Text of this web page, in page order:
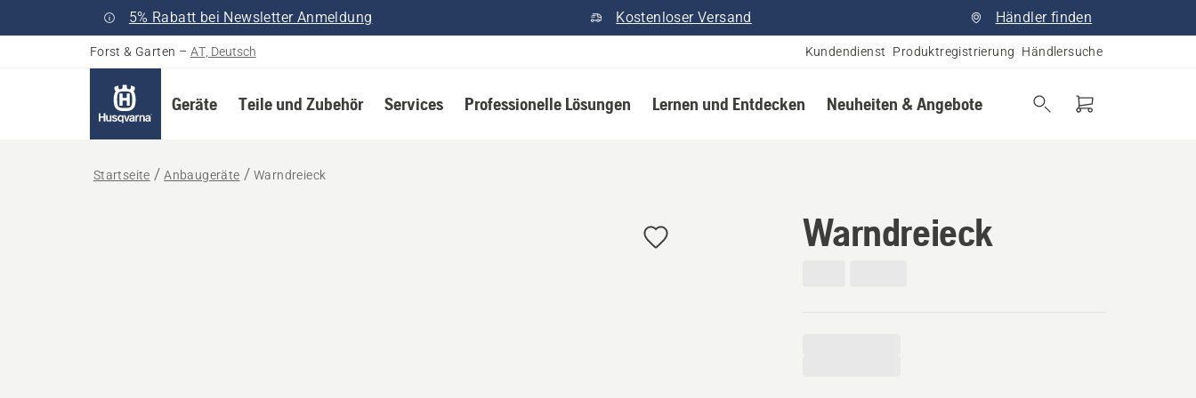
5% Rabatt bei Newsletter Anmeldung Kostenloser Versand Händler finden
Forst & Garten – AT, Deutsch Kundendienst Produktregistrierung Händlersuche
Geräte Teile und Zubehör Services Professionelle Lösungen Lernen und Entdecken Neuheiten & Angebote
Startseite Anbaugeräte Warndreieck
Warndreieck